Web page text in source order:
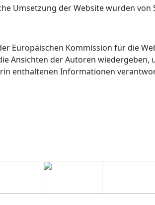
Umsetzung der Website wurden von
Europäischen Kommission für die
Ansichten der Autoren
enthaltenen Informationen